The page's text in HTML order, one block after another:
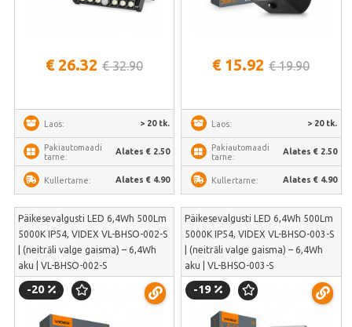
€ 26.32 € 32.90
Laos: > 20 tk.
Pakiautomaadi
tarne:
Alates € 2.50
Kullertarne: Alates € 4.90
€ 15.92 € 19.90
Laos: > 20 tk.
Pakiautomaadi
tarne:
Alates € 2.50
Kullertarne: Alates € 4.90
Päikesevalgusti LED 6,4Wh 500Lm
5000K IP54, VIDEX VL-BHSO-002-S
| (neitrāli valge gaisma) – 6,4Wh
aku | VL-BHSO-002-S
-20
Päikesevalgusti LED 6,4Wh 500Lm
5000K IP54, VIDEX VL-BHSO-003-S
| (neitrāli valge gaisma) – 6,4Wh
aku | VL-BHSO-003-S
-19